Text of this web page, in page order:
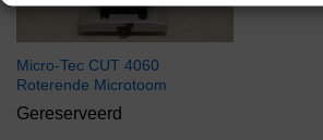
Micro-Tec CUT 4060
Roterende Microtoom
Gereserveerd